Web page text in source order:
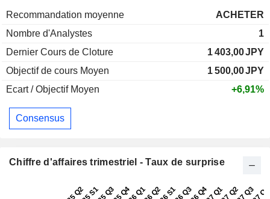
Recommandation moyenne
ACHETER
Nombre d'Analystes
1
Dernier Cours de Cloture
1 403,00JPY
Objectif de cours Moyen
1 500,00JPY
Ecart / Objectif Moyen
+6,91%
Consensus
Chiffre d'affaires trimestriel - Taux de surprise